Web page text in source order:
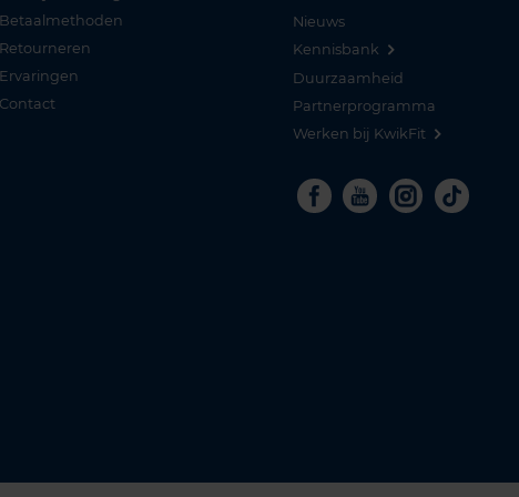
Betaalmethoden
Retourneren
Ervaringen
Contact
Nieuws
Kennisbank
Duurzaamheid
Partnerprogramma
Werken bij KwikFit
Facebook
YoutubeInstagram
Tiktok